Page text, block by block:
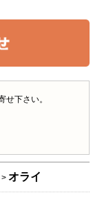
下さい。
> オライ